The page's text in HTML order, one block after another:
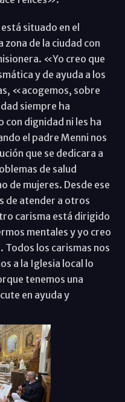
situado en el
de la ciudad con
«Yo creo que
y de ayuda a los
«acogemos, sobre
siempre ha
dignidad ni les ha
el padre Menni nos
que se dedicara a
de salud
de mujeres. Desde ese
de atender a otros
carisma está dirigido
mentales y yo creo
Todos los carismas nos
a la Iglesia local lo
tenemos una
en ayuda y